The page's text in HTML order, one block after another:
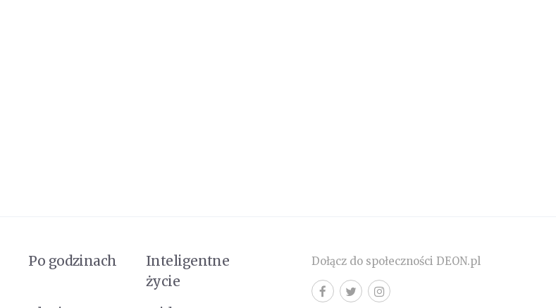
Po godzinach
Inteligentne
życie
Dołącz do społeczności DEON.pl